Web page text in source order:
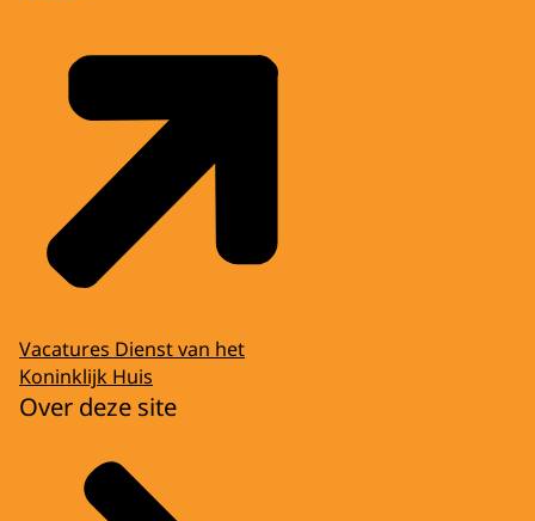
Vacatures Dienst van het
Koninklijk Huis
Over deze site